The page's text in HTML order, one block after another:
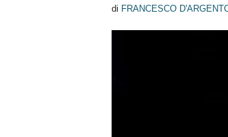
di FRANCESCO